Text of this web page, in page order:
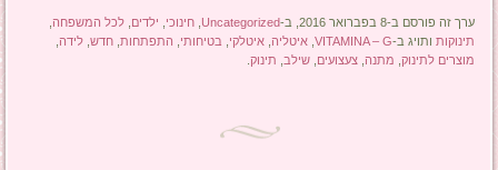
ערך זה פורסם ב-8 בפברואר 2016, ב- Uncategorized
,חינוכי ילדים ,לכל המשפחה
תינוקות ותויג ב-VITAMINA – G
,איטליה ,איטלקי בטיחותי התפתחות ,חדש ,לידה
מוצרים לתינוק מתנה ,צעצועים ,שילב תינוק